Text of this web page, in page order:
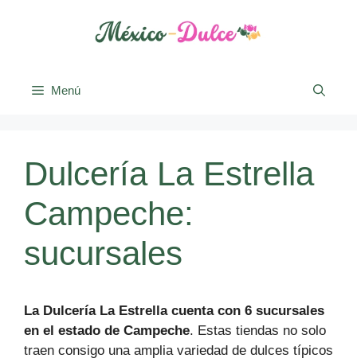
Menú
Dulcería La Estrella
Campeche:
sucursales
La Dulcería La Estrella cuenta con 6 sucursales
en el estado de Campeche. Estas tiendas no solo
traen consigo una amplia variedad de dulces típicos